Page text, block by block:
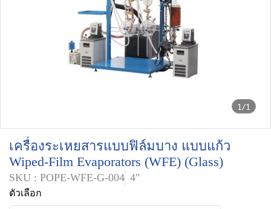
1/1
เครื่องระเหยสารแบบฟิล์มบาง แบบแก้ว
Wiped-Film Evaporators (WFE) (Glass)
SKU : POPE-WFE-G-004 4"
ตัวเลือก